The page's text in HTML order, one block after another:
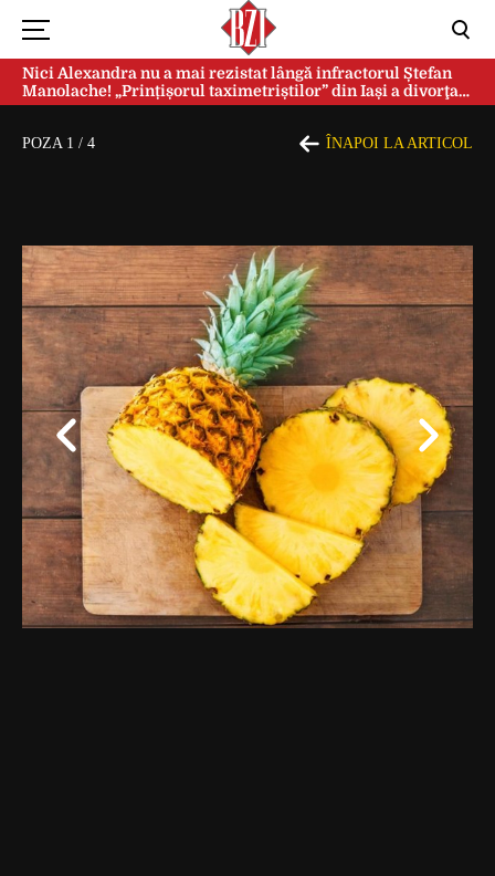
Nici Alexandra nu a mai rezistat lângă infractorul Ștefan
Manolache! „Prințișorul taximetriștilor” din Iași a divorţat
după doi ani de căsnicie
POZA 1 / 4 ÎNAPOI LA ARTICOL